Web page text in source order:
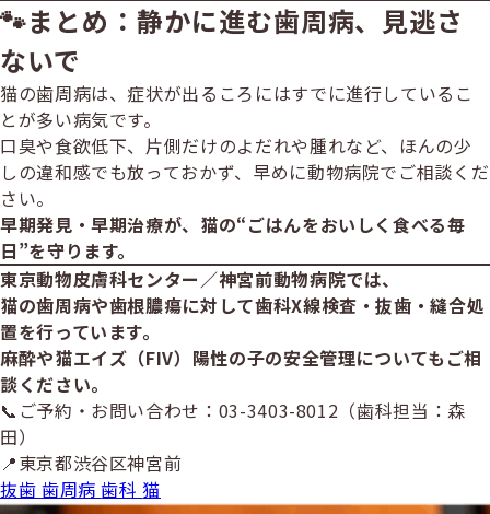
🐾まとめ：静かに進む歯周病、見逃さ
ないで
猫の歯周病は、症状が出るころにはすでに進行しているこ
とが多い病気です。
口臭や食欲低下、片側だけのよだれや腫れなど、ほんの少
しの違和感でも放っておかず、早めに動物病院でご相談くだ
さい。
早期発見・早期治療が、猫の“ごはんをおいしく食べる毎
日”を守ります。
東京動物皮膚科センター／神宮前動物病院では、
猫の歯周病や歯根膿瘍に対して歯科X線検査・抜歯・縫合処
置を行っています。
麻酔や猫エイズ（FIV）陽性の子の安全管理についてもご相
談ください。
📞ご予約・お問い合わせ：03-3403-8012（歯科担当：森
田）
📍東京都渋谷区神宮前
抜歯 歯周病歯科 猫